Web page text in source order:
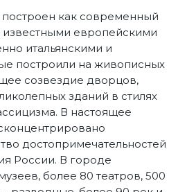
как современный
известными европейскими
итальянскими и
построили на живописных
созвездие дворцов,
зданий в стилях
В настоящее
достопримечательностей
России. В городе
более 80 театров, 500